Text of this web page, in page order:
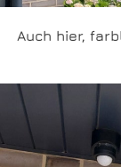
Auch hier,